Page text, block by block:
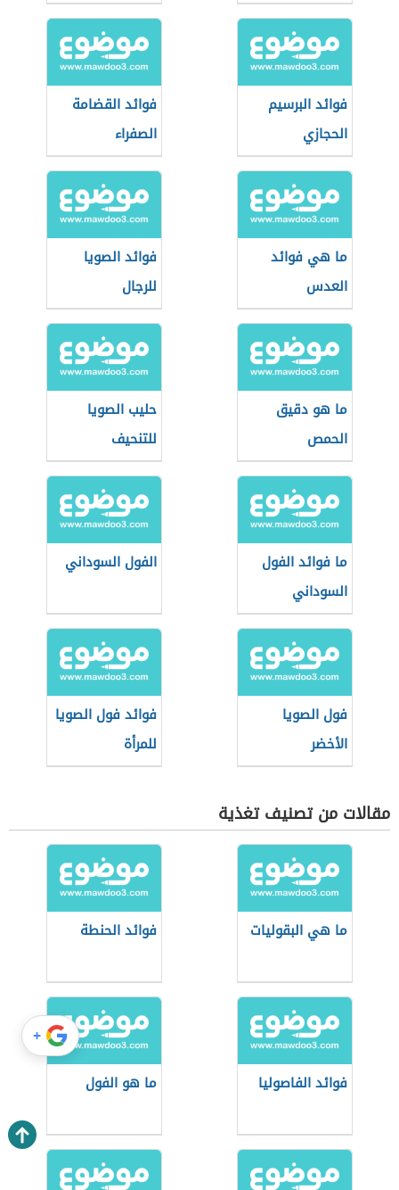
فوائد البرسيم
الحجازي
فوائد القضامة
الصفراء
ما هي فوائد
العدس
فوائد الصويا
للرجال
ما هو دقيق
الحمص
حليب الصويا
للتنحيف
ما فوائد الفول
السوداني
الفول السوداني
فول الصويا
الأخضر
فوائد فول الصويا
للمرأة
مقالات من تصنيف تغذية
ما هي البقوليات فوائد الحنطة
فوائد الفاصوليا ما هو الفول
+